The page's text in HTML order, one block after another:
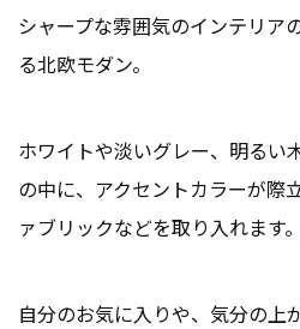
シャープな雰囲気のインテリア
る北欧モダン。
ホワイトや淡いグレー、明るい
の中に、アクセントカラーが際
ァブリックなどを取り入れます。
自分のお気に入りや、気分の上